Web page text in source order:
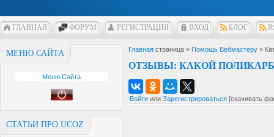
ГЛАВНАЯ ФОРУМ РЕГИСТРАЦИЯ ВХОД БЛОГ
МЕНЮ САЙТА
Меню Сайта
СТАТЬИ ПРО UCOZ
Главная страница » Помощь Вебмастеру »
ОТЗЫВЫ: КАКОЙ
Войти или Зарегистрироваться [скачивать